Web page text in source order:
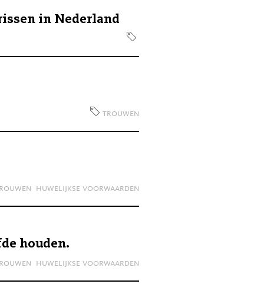
in Nederland
trouwen
huwelijkse voorwaarden
houden.
huwelijkse voorwaarden